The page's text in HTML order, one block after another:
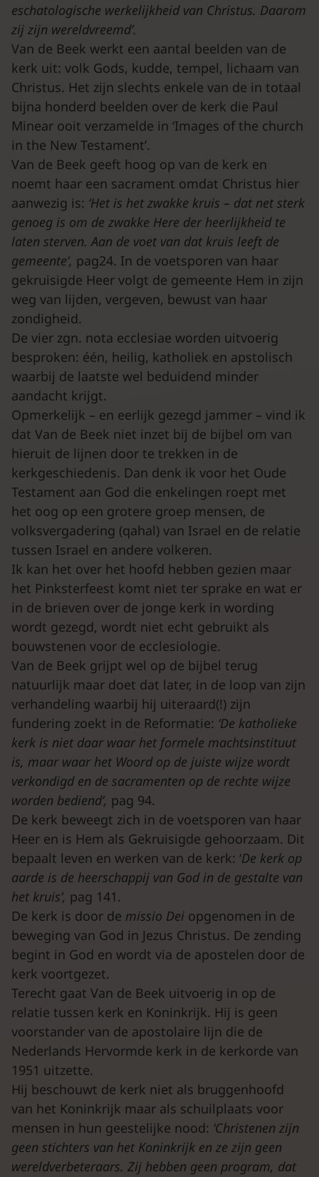
eschatologische werkelijkheid van Christus. Daarom
zij zijn wereldvreemd’.
Van de Beek werkt een aantal beelden van de
kerk uit: volk Gods, kudde, tempel, lichaam van
Christus. Het zijn slechts enkele van de in totaal
bijna honderd beelden over de kerk die Paul
Minear ooit verzamelde in ‘Images of the church
in the New Testament’.
Van de Beek geeft hoog op van de kerk en
noemt haar een sacrament omdat Christus hier
aanwezig is: ‘Het is het zwakke kruis – dat net sterk
genoeg is om de zwakke Here der heerlijkheid te
laten sterven. Aan de voet van dat kruis leeft de
gemeente’, pag24. In de voetsporen van haar
gekruisigde Heer volgt de gemeente Hem in zijn
weg van lijden, vergeven, bewust van haar
zondigheid.
De vier zgn. nota ecclesiae worden uitvoerig
besproken: één, heilig, katholiek en apstolisch
waarbij de laatste wel beduidend minder
aandacht krijgt.
Opmerkelijk – en eerlijk gezegd jammer – vind ik
dat Van de Beek niet inzet bij de bijbel om van
hieruit de lijnen door te trekken in de
kerkgeschiedenis. Dan denk ik voor het Oude
Testament aan God die enkelingen roept met
het oog op een grotere groep mensen, de
volksvergadering (qahal) van Israel en de relatie
tussen Israel en andere volkeren.
Ik kan het over het hoofd hebben gezien maar
het Pinksterfeest komt niet ter sprake en wat er
in de brieven over de jonge kerk in wording
wordt gezegd, wordt niet echt gebruikt als
bouwstenen voor de ecclesiologie.
Van de Beek grijpt wel op de bijbel terug
natuurlijk maar doet dat later, in de loop van zijn
verhandeling waarbij hij uiteraard(!) zijn
fundering zoekt in de Reformatie: ‘De katholieke
kerk is niet daar waar het formele machtsinstituut
is, maar waar het Woord op de juiste wijze wordt
verkondigd en de sacramenten op de rechte wijze
worden bediend’, pag 94.
De kerk beweegt zich in de voetsporen van haar
Heer en is Hem als Gekruisigde gehoorzaam. Dit
bepaalt leven en werken van de kerk: ‘De kerk op
aarde is de heerschappij van God in de gestalte van
het kruis’, pag 141.
De kerk is door de missio Dei opgenomen in de
beweging van God in Jezus Christus. De zending
begint in God en wordt via de apostelen door de
kerk voortgezet.
Terecht gaat Van de Beek uitvoerig in op de
relatie tussen kerk en Koninkrijk. Hij is geen
voorstander van de apostolaire lijn die de
Nederlands Hervormde kerk in de kerkorde van
1951 uitzette.
Hij beschouwt de kerk niet als bruggenhoofd
van het Koninkrijk maar als schuilplaats voor
mensen in hun geestelijke nood: ‘Christenen zijn
geen stichters van het Koninkrijk en ze zijn geen
wereldverbeteraars. Zij hebben geen program, dat